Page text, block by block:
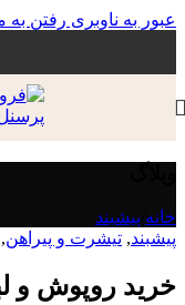
عبور به ناوبری رفتن به
خانه پیشبند
پیشبند, تیشرت و پیراهن,
خرید روپوش و